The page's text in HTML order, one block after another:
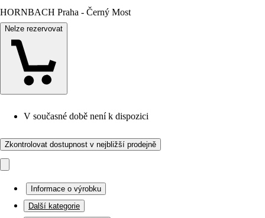
HORNBACH Praha - Černý Most
Nelze rezervovat
V současné době není k dispozici
Zkontrolovat dostupnost v nejbližší prodejně
Informace o výrobku
Další kategorie